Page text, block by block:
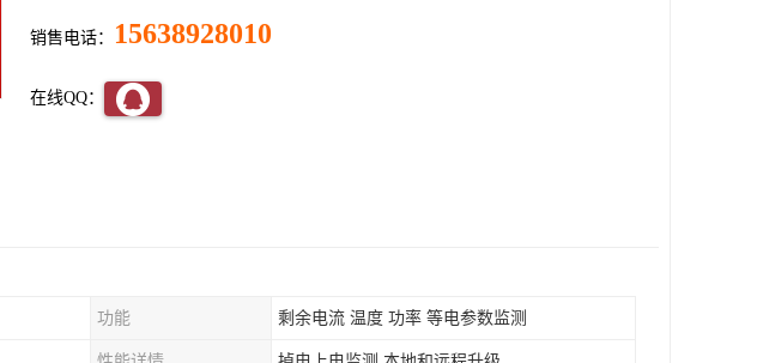
销售电话： 15638928010
在线QQ：
功能 剩余电流 温度 功率 等电参数监测